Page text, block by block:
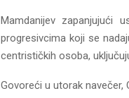
Mamdanijev zapanjujući
progresivcima koji se
centrističkih osoba,
Govoreći u utorak navečer,